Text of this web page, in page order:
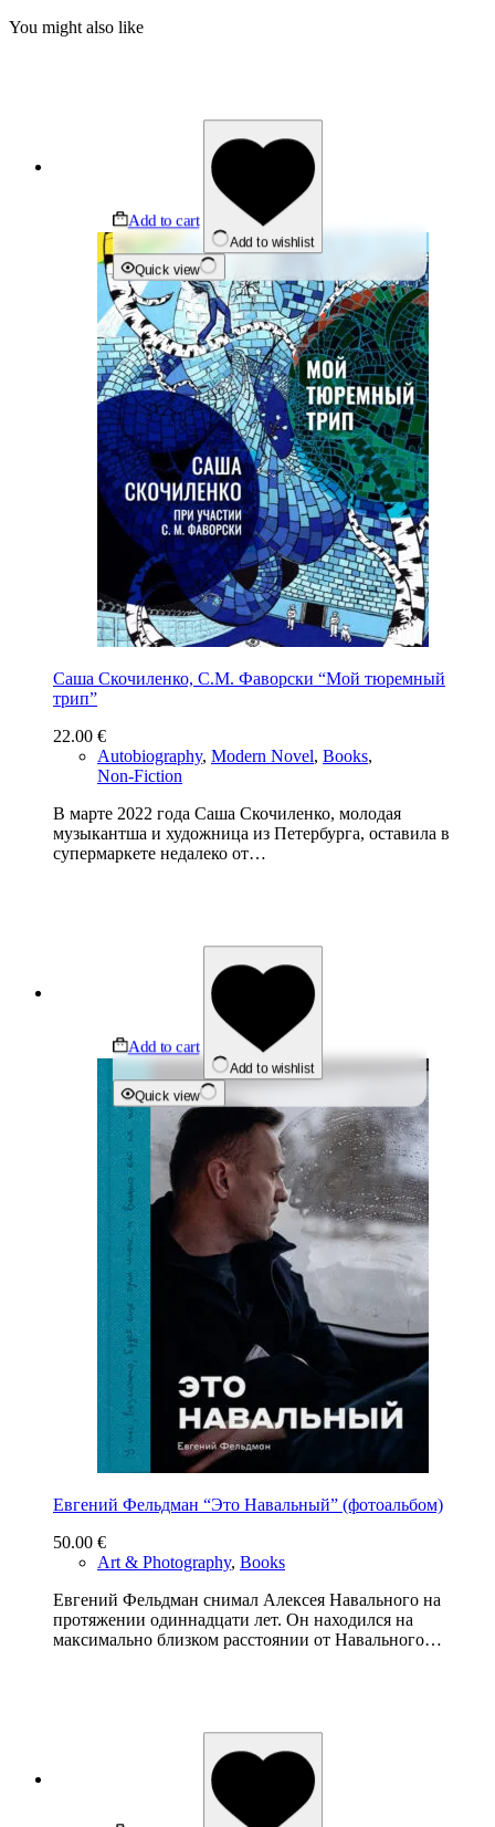
You might also like
Add to cart
Add to wishlist
Quick view
Саша Скочиленко, С.М. Фаворски “Мой тюремный
трип”
22.00 €
Autobiography, Modern Novel, Books,
Non-Fiction
В марте 2022 года Саша Скочиленко, молодая
музыкантша и художница из Петербурга, оставила в
супермаркете недалеко от…
Add to cart
Add to wishlist
Quick view
Евгений Фельдман “Это Навальный” (фотоальбом)
50.00 €
Art & Photography, Books
Евгений Фельдман снимал Алексея Навального на
протяжении одиннадцати лет. Он находился на
максимально близком расстоянии от Навального…